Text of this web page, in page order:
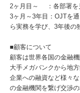
2ヶ月目～ ：各部署を
3ヶ月～3年目：OJTを
ら実務を学び、3年後の
■顧客について
顧客は世界各国の金融機
大手メガバンクから地
企業への融資など様々
の金融機関を繋げ交渉